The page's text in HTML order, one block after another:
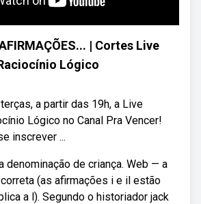
| Cortes Live
Lógico
a partir das 19h, a Live
Lógico no Canal Pra Vencer!
inscrever ...
denominação de criança. Web — a
(as afirmações i e il estão
a l). Segundo o historiador jack